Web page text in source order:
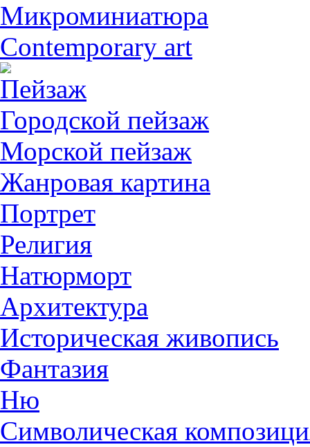
Микроминиатюра
Contemporary art
Пейзаж
Городской пейзаж
Морской пейзаж
Жанровая картина
Портрет
Религия
Натюрморт
Архитектура
Историческая живопись
Фантазия
Ню
Символическая